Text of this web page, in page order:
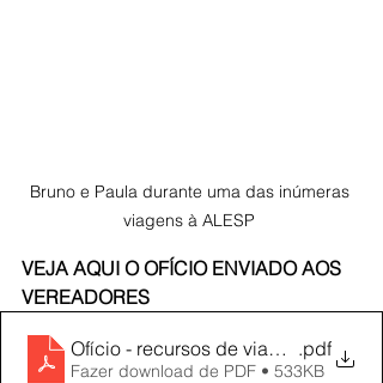
Bruno e Paula durante uma das inúmeras
viagens à ALESP
VEJA AQUI O OFÍCIO ENVIADO AOS
VEREADORES
Ofício - recursos de viagens.pdf
Fazer download de PDF • 533KB